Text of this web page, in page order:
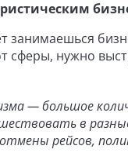
занимаешься
нужно
— большое
в
рейсов,